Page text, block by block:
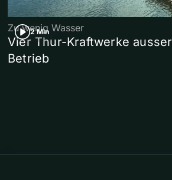
2 Min
Zu wenig Wasser
Vier Thur-Kraftwerke ausser
Betrieb